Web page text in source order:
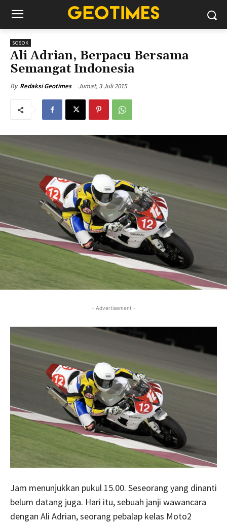
SOSOK
Ali Adrian, Berpacu Bersama
Semangat Indonesia
By Redaksi Geotimes Jumat, 3 Juli 2015
- Advertisement -
Jam menunjukkan pukul 15.00. Seseorang yang dinanti
belum datang juga. Hari itu, sebuah janji wawancara
dengan Ali Adrian, seorang pebalap kelas Moto2